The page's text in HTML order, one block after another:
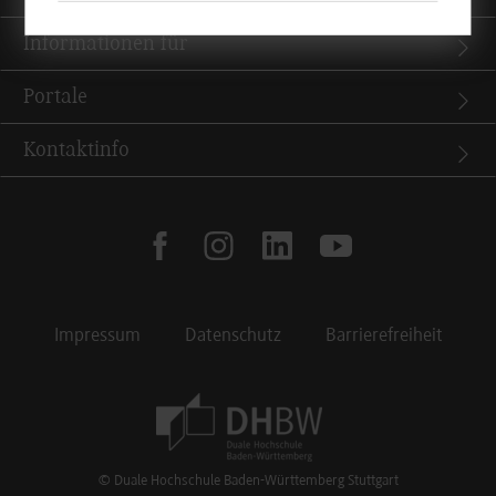
Informationen für
Portale
Kontaktinfo
facebookinstagramlinkedinyoutube
Impressum Datenschutz Barrierefreiheit
© Duale Hochschule Baden-Württemberg Stuttgart